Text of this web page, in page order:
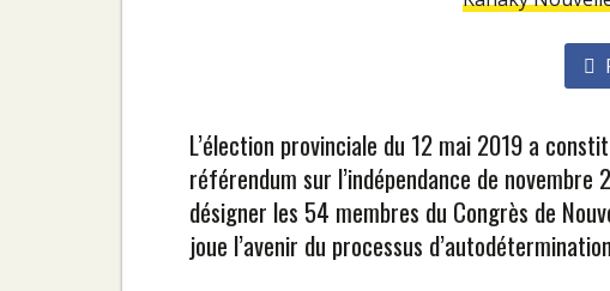
L’élection provinciale du 12 mai 2019 a
référendum sur l’indépendance de novembre
désigner les 54 membres du Congrès de
joue l’avenir du processus